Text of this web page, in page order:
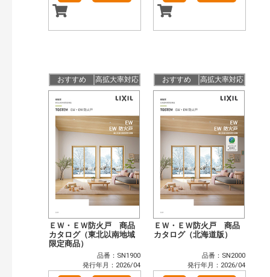
おすすめ 高拡大率対応
ＥＷ・ＥＷ防火戸 商品
カタログ（東北以南地域
限定商品）
品番：SN1900
発行年月：2026/04
おすすめ 高拡大率対応
ＥＷ・ＥＷ防火戸 商品
カタログ（北海道版）
品番：SN2000
発行年月：2026/04